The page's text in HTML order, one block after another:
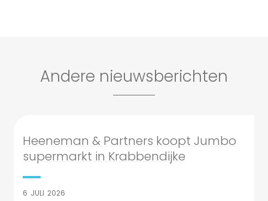
Andere nieuwsberichten
Heeneman & Partners koopt Jumbo
supermarkt in Krabbendijke
6 JULI 2026